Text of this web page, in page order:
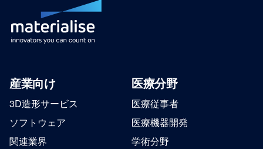
産業向け
3D造形サービス
ソフトウェア
関連業界
医療分野
医療従事者
医療機器開発
学術分野